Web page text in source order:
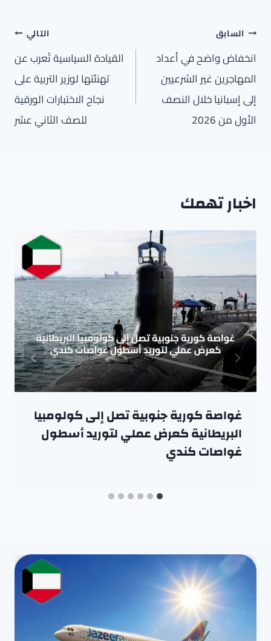
تصفّح
المقالات
السابق
انخفاض واضح في أعداد
المهاجرين غير الشرعيين
إلى إسبانيا خلال النصف
الأول من 2026
التالي
القيادة السياسية تُعرب عن
تهنئتها لوزير التربية على
نجاح الاختبارات الورقية
للصف الثاني عشر
اخبار تهمك
غواصة كورية جنوبية تصل إلى كولومبيا
البريطانية كعرض عملي لتوريد أسطول
غواصات كندي